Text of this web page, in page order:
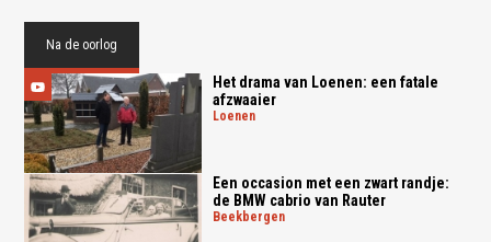
Na de oorlog
Het drama van Loenen: een fatale
afzwaaier
loenen
Een occasion met een zwart randje:
de BMW cabrio van Rauter
beekbergen